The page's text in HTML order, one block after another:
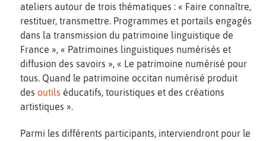
ateliers autour de trois thématiques : « Faire connaître,
restituer, transmettre. Programmes et portails engagés
dans la transmission du patrimoine linguistique de
France », « Patrimoines linguistiques numérisés et
diffusion des savoirs », « Le patrimoine numérisé pour
tous. Quand le patrimoine occitan numérisé produit
des outils éducatifs, touristiques et des créations
artistiques ».
Parmi les différents participants, interviendront pour le